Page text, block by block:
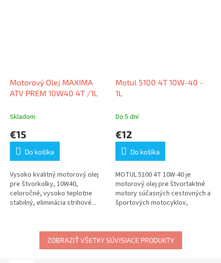
Motorový Olej MAXIMA
ATV PREM 10W40 4T /1L
Skladom
€15
Do košíka
Vysoko kvalitný motorový olej
pre štvorkolky, 10W40,
celoročné, vysoko teplotne
stabilný, eliminácia strihové...
Motul 5100 4T 10W-40 -
1L
Do 5 dní
€12
Do košíka
MOTUL 5100 4T 10W-40 je
motorový olej pre štvortaktné
motory súčasných cestovných a
športových motocyklov,
ZOBRAZIŤ VŠETKY SÚVISIACE PRODUKTY